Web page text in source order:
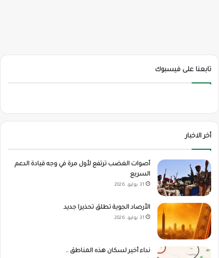
تابعنا على فيسبوك
أخر الاخبار
أصوات الغضب ترتفع لأول مرة في وجه قيادة الدعم
السريع
31 يوليو، 2026
الأرصاد الجوية تطلق تحذيرا جديد
31 يوليو، 2026
نداء أخير لسكان هذه المناطق ..